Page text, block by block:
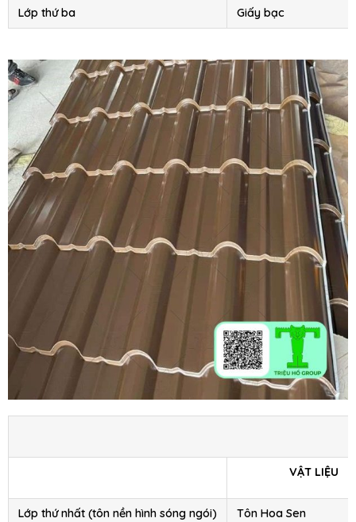
Lớp thứ ba Giấy bạc
VẬT LIỆU
Lớp thứ nhất (tôn nền hình sóng ngói)
Tôn Hoa Sen